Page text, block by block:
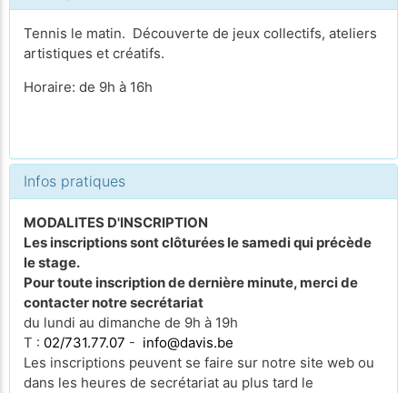
Tennis le matin. Découverte de jeux collectifs, ateliers
artistiques et créatifs.
Horaire: de 9h à 16h
Infos pratiques
MODALITES D'INSCRIPTION
Les inscriptions sont clôturées le samedi qui précède
le stage.
Pour toute inscription de dernière minute, merci de
contacter notre secrétariat
du lundi au dimanche de 9h à 19h
T : 02/731.77.07 - info@davis.be
Les inscriptions peuvent se faire sur notre site web ou
dans les heures de secrétariat au plus tard le